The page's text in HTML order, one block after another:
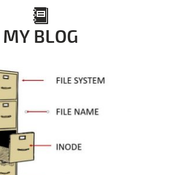
MY BLOG